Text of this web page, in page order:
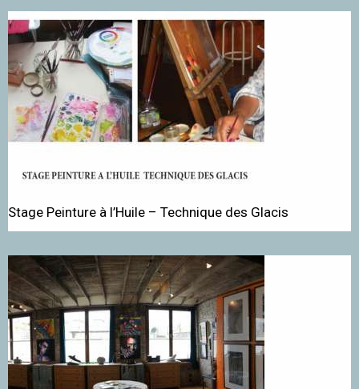
Stage Peinture à l’Huile – Technique des Glacis